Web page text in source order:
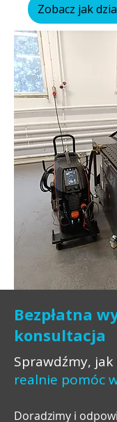
Zobacz jak
Bezpłatna
konsultacja
Sprawdźmy,
realnie pomóc
Doradzimy i